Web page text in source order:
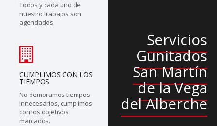
Todos y cada uno de
nuestro trabajos son
agendados.
CUMPLIMOS CON LOS
TIEMPOS
No demoramos tiempos
innecesarios, cumplimos
con los objetivos
marcados.
Servicios
Gunitados
San Martín
de la Vega
del Alberche